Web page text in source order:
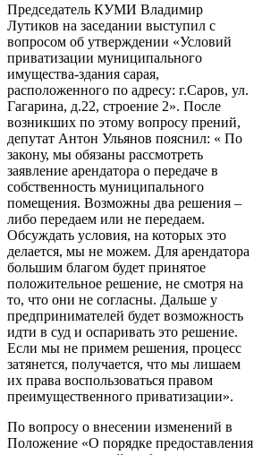
Председатель КУМИ Владимир
Лутиков на заседании выступил с
вопросом об утверждении «Условий
приватизации муниципального
имущества-здания сарая,
расположенного по адресу: г.Саров, ул.
Гагарина, д.22, строение 2». После
возникших по этому вопросу прений,
депутат Антон Ульянов пояснил: « По
закону, мы обязаны рассмотреть
заявление арендатора о передаче в
собственность муниципального
помещения. Возможны два решения –
либо передаем или не передаем.
Обсуждать условия, на которых это
делается, мы не можем. Для арендатора
большим благом будет принятое
положительное решение, не смотря на
то, что они не согласны. Дальше у
предпринимателей будет возможность
идти в суд и оспаривать это решение.
Если мы не примем решения, процесс
затянется, получается, что мы лишаем
их права воспользоваться правом
преимущественного приватизации».
По вопросу о внесении изменений в
Положение «О порядке предоставления